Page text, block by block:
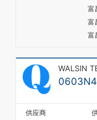
富
富
富
WALSIN
供应商